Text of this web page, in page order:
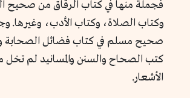
فجملة منها في كتاب الرقاق من صحيح
وكتاب الصلاة، وكتاب الأدب، وغيرها.
صحيح مسلم في كتاب فضائل الصحابة
كتب الصحاح والسنن والمسانيد لم تخل
الأشعار.